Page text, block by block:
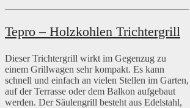
Tepro – Holzkohlen Trichtergrill
Dieser Trichtergrill wirkt im Gegenzug zu
einem Grillwagen sehr kompakt. Es kann
schnell und einfach an vielen Stellen im Garten,
auf der Terrasse oder dem Balkon aufgebaut
werden. Der Säulengrill besteht aus Edelstahl,